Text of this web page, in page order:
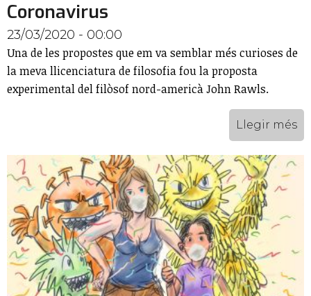
Coronavirus
23/03/2020 - 00:00
Una de les propostes que em va semblar més curioses de
la meva llicenciatura de filosofia fou la proposta
experimental del filòsof nord-americà John Rawls.
Llegir més